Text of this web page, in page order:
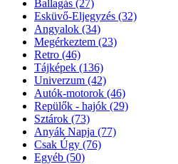
Ballagás (27)
Esküvő-Eljegyzés (32)
Angyalok (34)
Megérkeztem (23)
Retro (46)
Tájképek (136)
Univerzum (42)
Autók-motorok (46)
Repülők - hajók (29)
Sztárok (73)
Anyák Napja (77)
Csak Úgy (76)
Egyéb (50)